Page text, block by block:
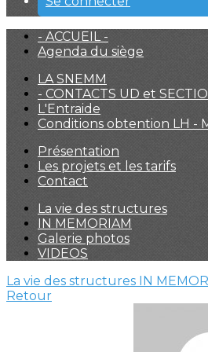
- ACCUEIL -
Agenda du siège
LA SNEMM
- CONTACTS UD et
L'Entraide
Conditions obtention LH -
Présentation
Les projets et les tarifs
Contact
La vie des structures
IN MEMORIAM
Galerie photos
VIDEOS
La vie des structures IN
Retour